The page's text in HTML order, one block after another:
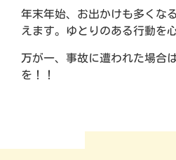
年末年始、お出かけも多くな
えます。ゆとりのある行動を
万が一、事故に遭われた場合
を！！